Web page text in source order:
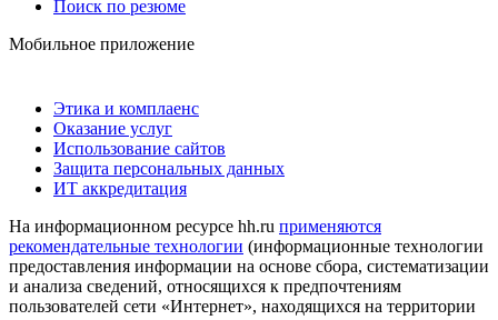
Поиск по резюме
Мобильное приложение
Этика и комплаенс
Оказание услуг
Использование сайтов
Защита персональных данных
ИТ аккредитация
На информационном ресурсе hh.ru применяются
рекомендательные технологии (информационные технологии
предоставления информации на основе сбора, систематизации
и анализа сведений, относящихся к предпочтениям
пользователей сети «Интернет», находящихся на территории